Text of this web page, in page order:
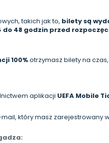
takich jak to, bilety są
do 48 godzin przed
100%otrzymasz bilety na
aplikacji UEFA Mobile
który masz zarejestrowany